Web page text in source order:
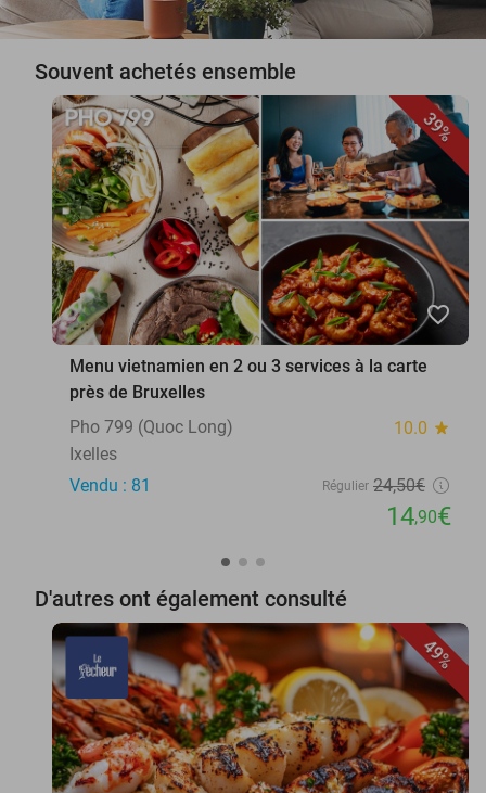
Souvent achetés ensemble
39%
favorite_border
Menu vietnamien en 2 ou 3 services à la carte
près de Bruxelles
Pho 799 (Quoc Long)
10.0 star
Ixelles
Vendu : 81
Régulier 24,50€
14,90€
D'autres ont également consulté
49%